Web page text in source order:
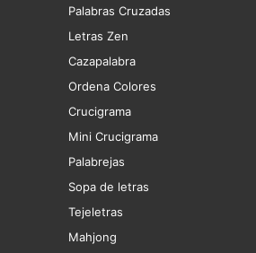
Palabras Cruzadas
Letras Zen
Cazapalabra
Ordena Colores
Crucigrama
Mini Crucigrama
Palabrejas
Sopa de letras
Tejeletras
Mahjong